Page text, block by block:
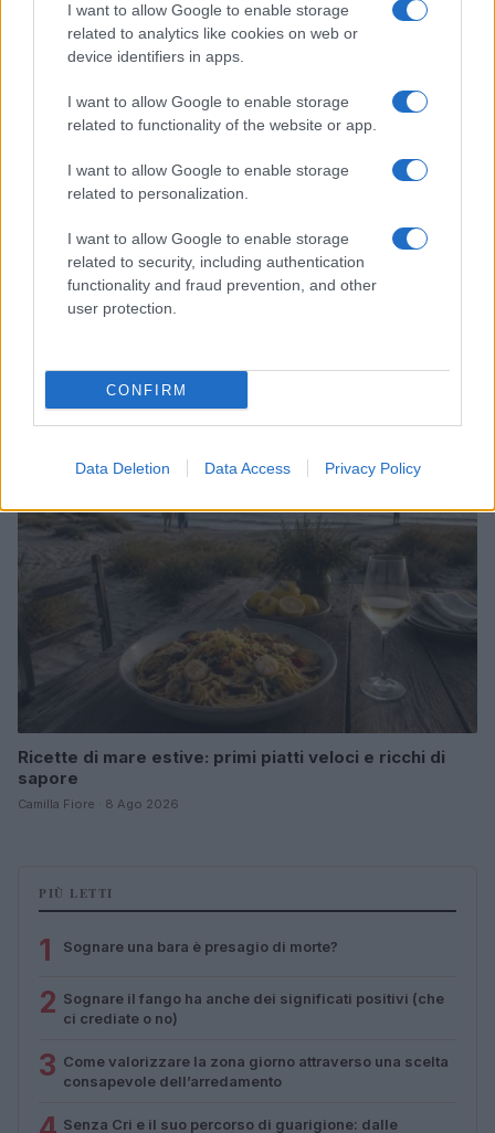
I want to allow Google to enable storage
related to analytics like cookies on web or
device identifiers in apps.
I want to allow Google to enable storage
related to functionality of the website or app.
I want to allow Google to enable storage
related to personalization.
I want to allow Google to enable storage
related to security, including authentication
functionality and fraud prevention, and other
user protection.
CONFIRM
Data Deletion Data Access Privacy Policy
spiagge paradisiache
Matteo Pellegrino · 8 Ago 2026
Ricette di mare estive: primi piatti veloci e ricchi di
sapore
Camilla Fiore · 8 Ago 2026
PIÙ LETTI
1 Sognare una bara è presagio di morte?
2 Sognare il fango ha anche dei significati positivi (che
ci crediate o no)
3 Come valorizzare la zona giorno attraverso una scelta
consapevole dell’arredamento
Senza Cri e il suo percorso di guarigione: dalle